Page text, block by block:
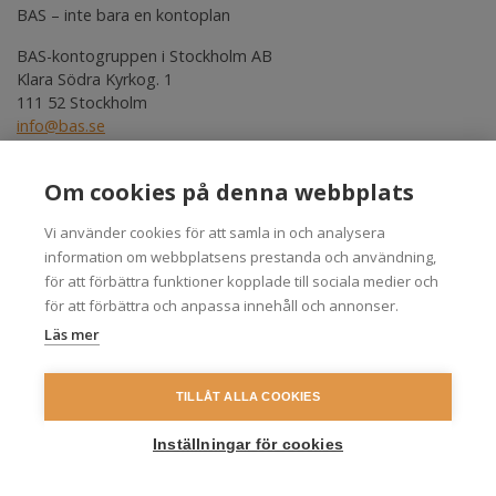
BAS – inte bara en kontoplan
BAS-kontogruppen i Stockholm AB
Klara Södra Kyrkog. 1
111 52 Stockholm
info@bas.se
Produkter
Frågor och svar
Nyhetsbrev
Cookies
Övrigt
Kontakt
In English
Personuppgifter
Om cookies på denna webbplats
Vi använder cookies för att samla in och analysera
information om webbplatsens prestanda och användning,
för att förbättra funktioner kopplade till sociala medier och
för att förbättra och anpassa innehåll och annonser.
Läs mer
TILLÅT ALLA COOKIES
Inställningar för cookies